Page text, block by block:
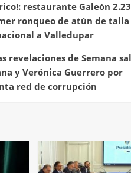
restaurante Galeón
ronqueo de atún de talla
a Valledupar
revelaciones de Semana
y Verónica Guerrero por
red de corrupción